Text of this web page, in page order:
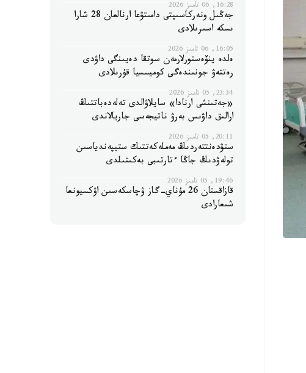
16:28, 06 تامىز 2026
جەڭىل ونەركاسىپتى دامىتۋعا ارنالعان 28 شارا
ىسكە اسىرىلادى
16:05, 06 تامىز 2026
ەلدە ينۆەستورلارمەن سوتقا دەيىنگى داۋدى
رەتتەۋ جونىندەگى كوميسسيا قۇرىلادى
23:34, 05 تامىز 2026
«جەتىنشى ارنادا» سايلاۋالدى تەلەدەباتتىڭ
ارالىق داۋىس بەرۋ ناتيجەسى جاريالاندى
20:11, 05 تامىز 2026
ستۋدەنتتەردىڭ مەملەكەتتىك ستيپەندياسىن
تولەۋدىڭ جاڭا ءتارتىبى بەكىتىلدى
19:46, 05 تامىز 2026
قازاقستان 26 مۇناي-گاز ۋچاسكەسىن اۋكسيونعا
شىعارادى